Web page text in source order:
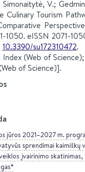
Simonaitytė, V.;
Culinary Tourism
1050. eISSN 2071-
10.3390/su172310472.
(Web of
of Science)].
jūros 2021–2027 m.
sprendimai
įvairinimo